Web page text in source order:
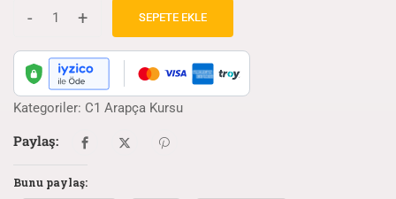
- + SEPETE EKLE
Kategoriler: C1 Arapça Kursu
Paylaş:
Bunu paylaş: